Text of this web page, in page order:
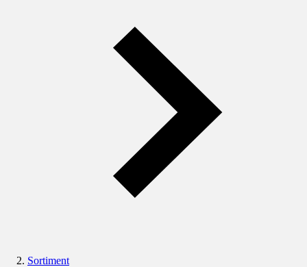
Sortiment